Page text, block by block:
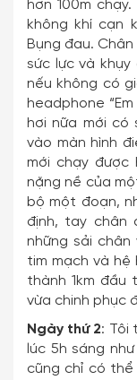
hơn 100m
không khí cạn
Bụng đau.
sức lực và
nếu không có
headphone
hơi nữa mới có
vào màn hình
mới chạy được
nặng nề của
bộ một đoạn,
định, tay
những sải
tim mạch và hệ
thành 1km đầu
vừa chinh phục
Ngày thứ 2: Tôi
lúc 5h sáng
cũng chỉ có